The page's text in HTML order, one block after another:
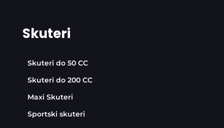
Skuteri
Skuteri do 50 CC
Skuteri do 200 CC
Maxi Skuteri
Sportski skuteri